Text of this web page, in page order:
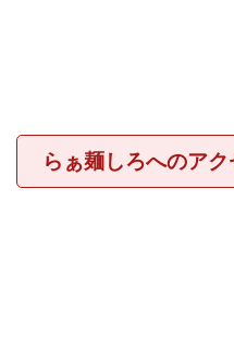
らぁ麺しろへのアク